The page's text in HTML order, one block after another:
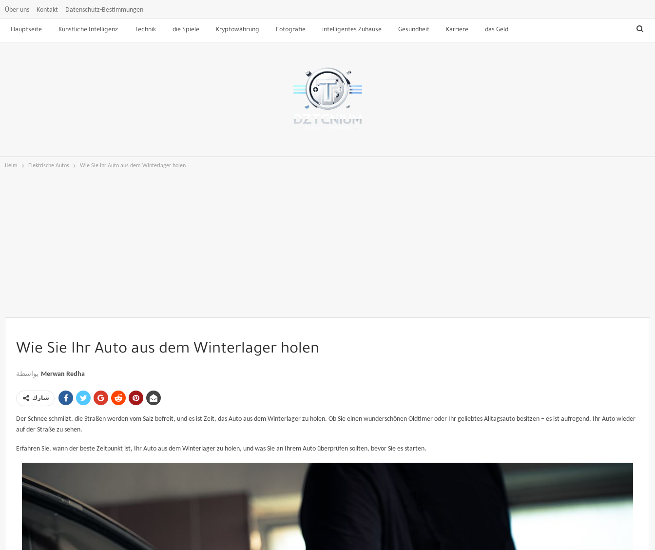
Über uns Kontakt Datenschutz-Bestimmungen
Hauptseite Künstliche Intelligenz Technik die Spiele Kryptowährung Fotografie intelligentes Zuhause Gesundheit Karriere das Geld
Heim Elektrische Autos Wie Sie Ihr Auto aus dem Winterlager holen
Wie Sie Ihr Auto aus dem Winterlager holen
Merwan Redha
شارك
Der Schnee schmilzt, die Straßen werden vom Salz befreit, und es ist Zeit, das Auto aus dem Winterlager zu holen. Ob Sie einen wunderschönen Oldtimer oder Ihr geliebtes Alltagsauto besitzen – es ist aufregend, Ihr Auto wieder
auf der Straße zu sehen.
Erfahren Sie, wann der beste Zeitpunkt ist, Ihr Auto aus dem Winterlager zu holen, und was Sie an Ihrem Auto überprüfen sollten, bevor Sie es starten.